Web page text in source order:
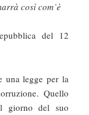
così com’è
del 12
una legge per la
Quello
giorno del suo